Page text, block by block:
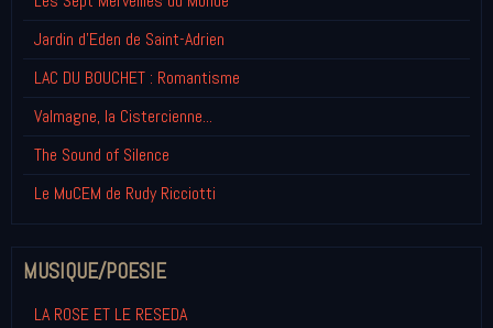
Jardin d'Eden de Saint-Adrien
LAC DU BOUCHET : Romantisme
Valmagne, la Cistercienne...
The Sound of Silence
Le MuCEM de Rudy Ricciotti
MUSIQUE/POESIE
LA ROSE ET LE RESEDA